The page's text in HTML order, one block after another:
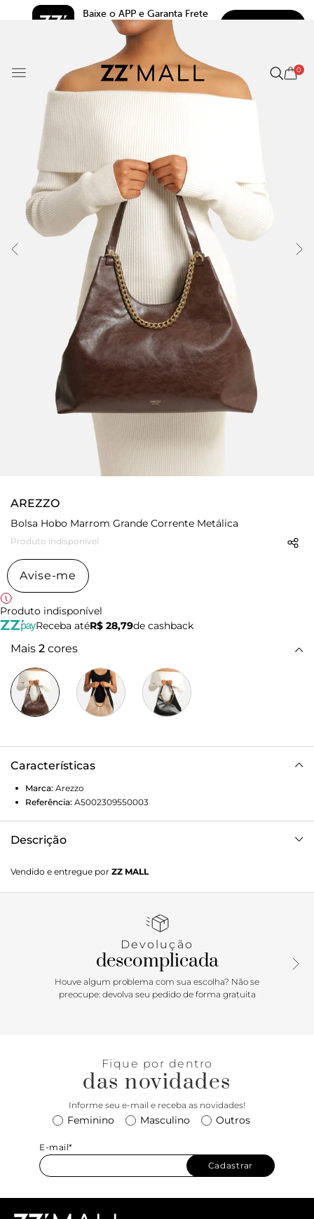
Baixe o APP e Garanta Frete
Grátis*
0
AREZZO
Bolsa Hobo Marrom Grande Corrente Metálica
Produto indisponível
Avise-me
Produto indisponível
Receba atéR$ 28,79de cashback
Mais 2 cores
Características
Marca: Arezzo
Referência: A5002309550003
Descrição
estruturado e acabamento macio. Possui duas alças de
ombro e fecho superior em imã interno. O destaque fica
Vendido e entregue por ZZ MALL
Devolução
descomplicada
Houve algum problema com sua escolha? Não se
preocupe: devolva seu pedido de forma gratuita
Fique por dentro
das novidades
Informe seu e-mail e receba as novidades!
Feminino Masculino Outros
E-mail*
Cadastrar